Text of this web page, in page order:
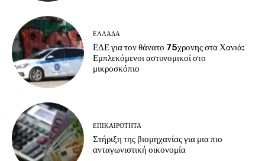
ΕΛΛΑΔΑ
ΕΔΕ για τον θάνατο 75χρονης στα Χανιά:
Εμπλεκόμενοι αστυνομικοί στο
μικροσκόπιο
ΕΠΙΚΑΙΡΟΤΗΤΑ
Στήριξη της βιομηχανίας για μια πιο
ανταγωνιστική οικονομία